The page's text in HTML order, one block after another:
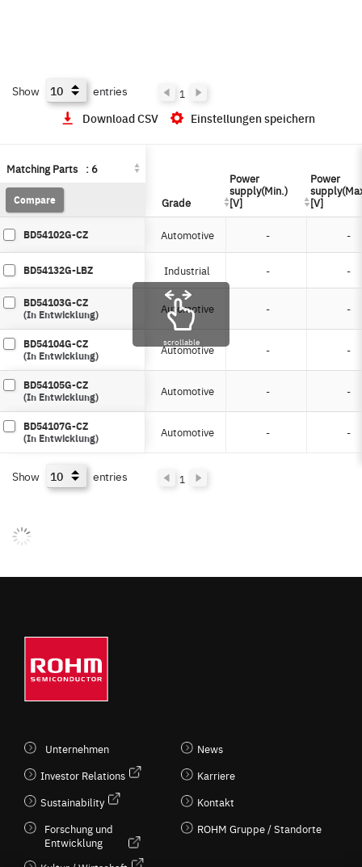
Show entries 1
Download CSV Einstellungen speichern
Matching Parts : 6
Compare Grade
Power
supply(Min.)
[V]
Power
[V]
BD54102G-CZ Automotive - -
BD54132G-LBZ Industrial - -
BD54103G-CZ
(In Entwicklung)
Automotive - -
BD54104G-CZ
(In Entwicklung)
Automotive - -
BD54105G-CZ
(In Entwicklung)
Automotive - -
BD54107G-CZ
(In Entwicklung)
Automotive - -
Matching Parts : 6
Compare Grade
Power
supply(Min.)
[V]
Power
[V]
scrollable
Show entries 1
Unternehmen
Investor Relations
Sustainability
Forschung und
Entwicklung
News
Karriere
Kontakt
ROHM Gruppe / Standorte